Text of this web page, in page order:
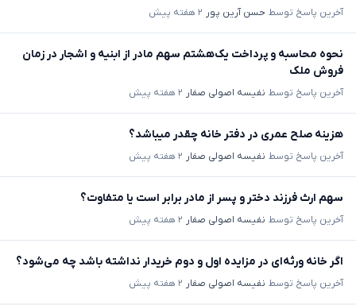
آخرین پاسخ توسط حسن آرین پور ۲ هفته پیش
نحوه محاسبه و پرداخت یک‌هشتم سهم مادر از ابنیه و اشجار در زمان
فروش ملک
آخرین پاسخ توسط نفیسه اصولی صفار ۲ هفته پیش
هزینه صلح عمری در دفتر خانه چقدر میباشد؟
آخرین پاسخ توسط نفیسه اصولی صفار ۲ هفته پیش
سهم ارث فرزند دختر و پسر از مادر برابر است یا متفاوت؟
آخرین پاسخ توسط نفیسه اصولی صفار ۲ هفته پیش
اگر خانه ورثه‌ای در مزایده اول و دوم خریدار نداشته باشد چه می‌شود؟
آخرین پاسخ توسط نفیسه اصولی صفار ۲ هفته پیش